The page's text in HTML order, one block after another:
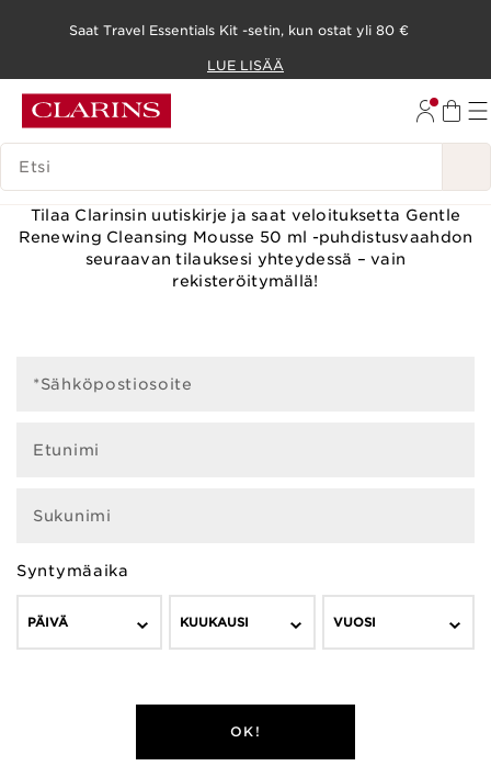
SIIRRY SISÄLTÖÖN
SIIRRY ALATUNNISTEESEEN
Saat Travel Essentials Kit -setin, kun ostat yli 80 €
LUE LISÄÄ
HAKUHISTORIA
Tilaa Clarinsin uutiskirje ja saat veloituksetta Gentle
Renewing Cleansing Mousse 50 ml -puhdistusvaahdon
seuraavan tilauksesi yhteydessä – vain
rekisteröitymällä!
*Sähköpostiosoite
Etunimi
Sukunimi
Syntymäaika
PÄIVÄ KUUKAUSI VUOSI
OK!